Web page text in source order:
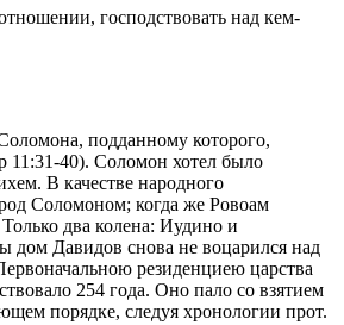
господствовать над кем-
подданному которого,
40). Соломон хотел было
В качестве народного
Соломоном; когда же Ровоам
два колена: Иудино и
дом Давидов снова не воцарился над
резиденциею царства
254 года. Оно пало со взятием
порядке, следуя хронологии прот.